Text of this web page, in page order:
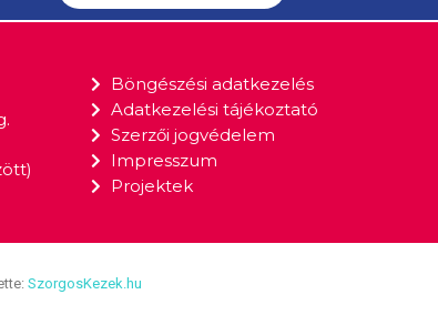
Böngészési adatkezelés
Adatkezelési tájékoztató
Szerzői jogvédelem
Impresszum
Projektek
SzorgosKezek.hu